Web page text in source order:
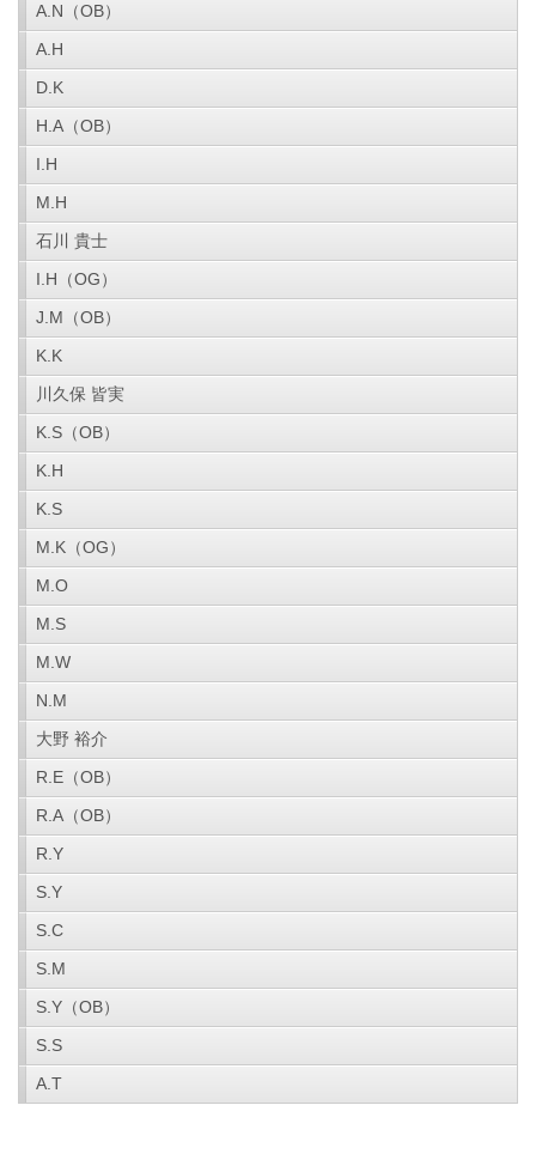
A.N（OB）
A.H
D.K
H.A（OB）
I.H
M.H
石川 貴士
I.H（OG）
J.M（OB）
K.K
川久保 皆実
K.S（OB）
K.H
K.S
M.K（OG）
M.O
M.S
M.W
N.M
大野 裕介
R.E（OB）
R.A（OB）
R.Y
S.Y
S.C
S.M
S.Y（OB）
S.S
A.T